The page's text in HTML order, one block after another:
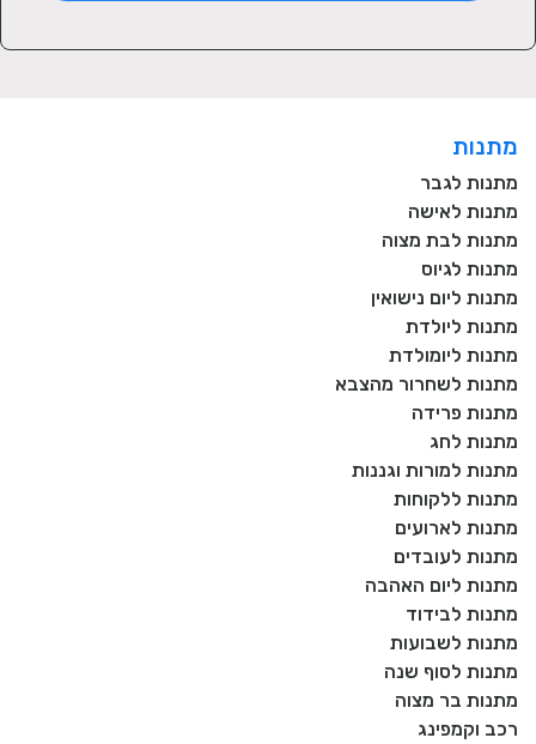
מתנות
מתנות לגבר
מתנות לאישה
מתנות לבת מצוה
מתנות לגיוס
מתנות ליום נישואין
מתנות ליולדת
מתנות ליומולדת
מתנות לשחרור מהצבא
מתנות פרידה
מתנות לחג
מתנות למורות וגננות
מתנות ללקוחות
מתנות לארועים
מתנות לעובדים
מתנות ליום האהבה
מתנות לבידוד
מתנות לשבועות
מתנות לסוף שנה
מתנות בר מצוה
רכב וקמפינג